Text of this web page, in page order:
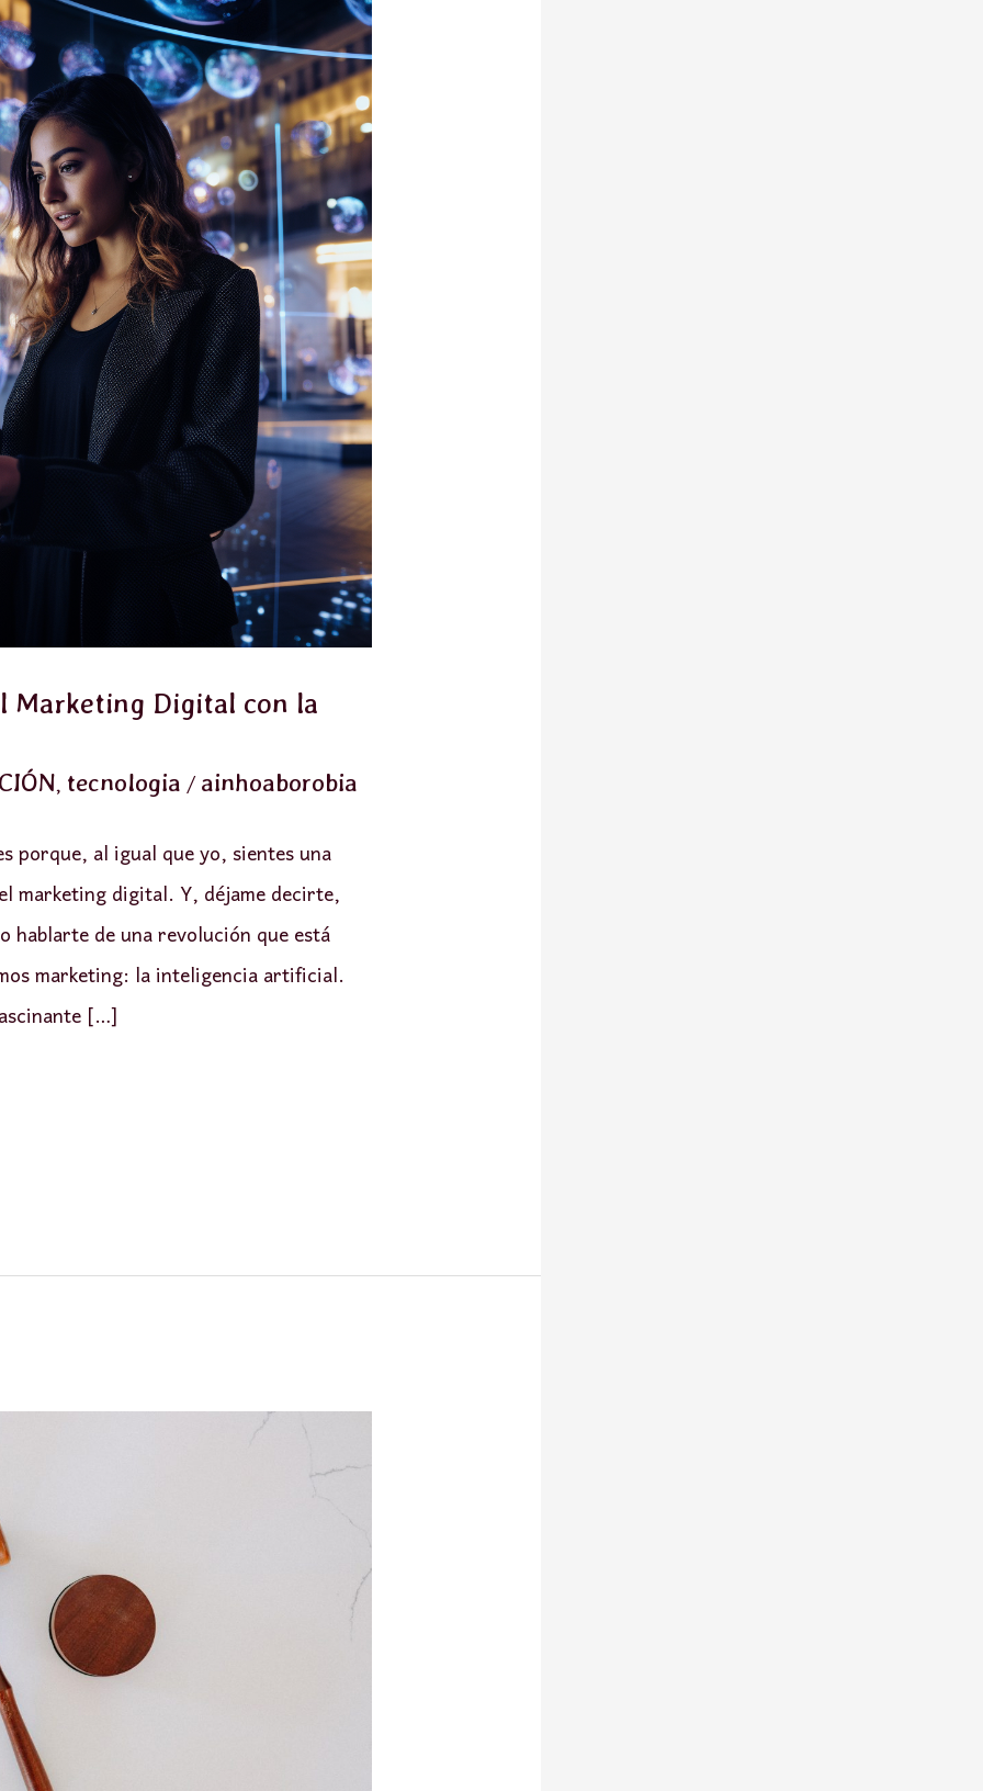
Marketing Digital con la
, tecnologia /ainhoaborobia
porque, al igual que yo, sientes una
marketing digital. Y, déjame decirte,
de una revolución que está
marketing: la inteligencia artificial.
[…]